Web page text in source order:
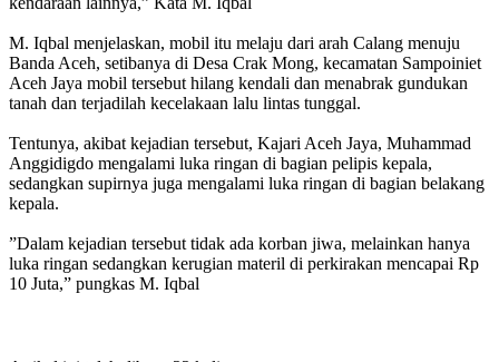
‎M. Iqbal menjelaskan, mobil itu melaju dari arah Calang menuju
Banda Aceh, setibanya di Desa Crak Mong, kecamatan Sampoiniet
Aceh Jaya mobil tersebut hilang kendali dan menabrak gundukan
tanah dan terjadilah kecelakaan lalu lintas tunggal.
‎Tentunya, akibat kejadian tersebut, Kajari Aceh Jaya, Muhammad
Anggidigdo mengalami luka ringan di bagian pelipis kepala,
sedangkan supirnya juga mengalami luka ringan di bagian belakang
kepala.
‎”Dalam kejadian tersebut tidak ada korban jiwa, melainkan hanya
luka ringan sedangkan kerugian materil di perkirakan mencapai Rp
10 Juta,” pungkas M. Iqbal